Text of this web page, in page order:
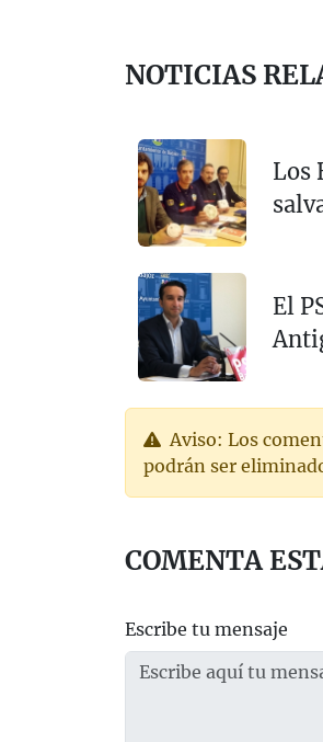
NOTICIAS
Los
El
Aviso: Los
podrán ser
COMENTA
Escribe tu mensaje